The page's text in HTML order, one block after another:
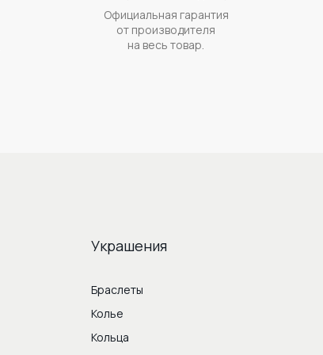
Официальная гарантия
от производителя
на весь товар.
Украшения
Браслеты
Колье
Кольца